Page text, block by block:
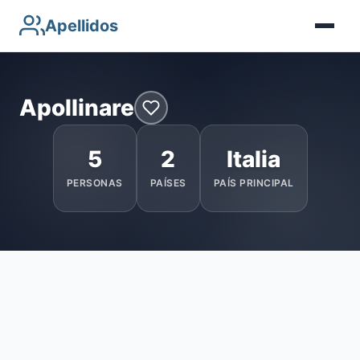
Apellidos
Apollinare
5
PERSONAS
2
PAÍSES
Italia
PAÍS PRINCIPAL